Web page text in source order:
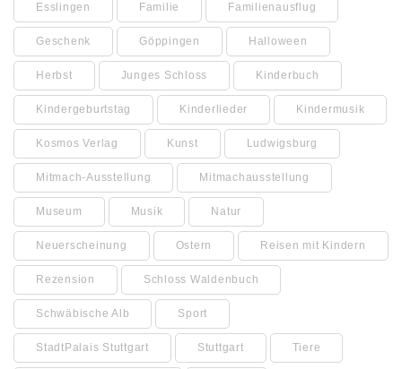
Esslingen Familie Familienausflug
Geschenk Göppingen Halloween
Herbst Junges Schloss Kinderbuch
Kindergeburtstag Kinderlieder Kindermusik
Kosmos Verlag Kunst Ludwigsburg
Mitmach-Ausstellung Mitmachausstellung
Museum Musik Natur
Neuerscheinung Ostern Reisen mit Kindern
Rezension Schloss Waldenbuch
Schwäbische Alb Sport
StadtPalais Stuttgart Stuttgart Tiere